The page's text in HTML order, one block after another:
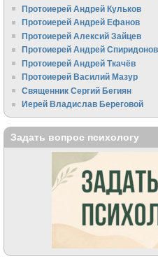
Протоиерей Андрей Кульков
Протоиерей Андрей Ефанов
Протоиерей Алексий Зайцев
Протоиерей Андрей Спиридонов
Протоиерей Андрей Ткачёв
Протоиерей Василий Мазур
Священник Сергий Бегиян
Иерей Владислав Береговой
Задать вопрос психологу